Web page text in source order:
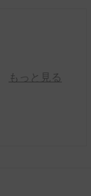
もっと見る